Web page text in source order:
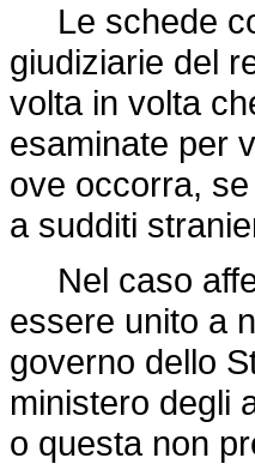
Le schede
giudiziarie del
volta in volta
esaminate per
ove occorra,
a sudditi
Nel caso
essere unito a
governo dello
ministero degli
o questa non